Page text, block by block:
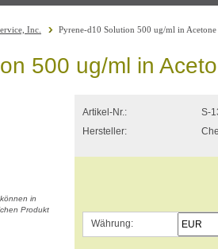
Inc. Pyrene-d10 Solution 500 ug/ml in Acetone
500 ug/ml in
in
Produkt
Artikel-Nr.:
S-
Hersteller:
Währung: